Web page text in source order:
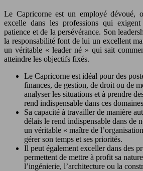
Le Capricorne est un employé dévoué,
excelle dans les professions qui
patience et de la persévérance. Son
la responsabilité font de lui un excellent
un véritable « leader né » qui sait
atteindre les objectifs fixés.
Le Capricorne est idéal pour des
finances, de gestion, de droit ou de
analyser les situations et à prendre
rend indispensable dans ces
Sa capacité à travailler de manière
délais le rend indispensable dans de
un véritable « maître de
gérer son temps et ses priorités.
Il peut également exceller dans des
permettent de mettre à profit sa
l’ingénierie, l’architecture ou la